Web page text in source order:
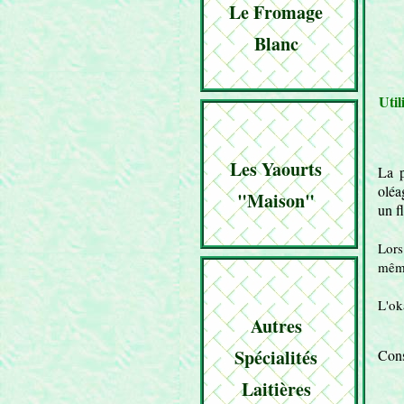
Le Fromage
Blanc
Les Yaourts
"maison"
Autres
Spécialités
Laitières
La
un